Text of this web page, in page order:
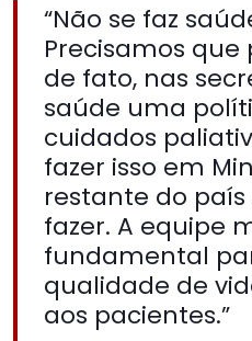
“Não se faz
Precisamos que
de fato, nas
saúde uma
cuidados
fazer isso em
restante do
fazer. A equipe
fundamental
qualidade de
aos pacientes.”